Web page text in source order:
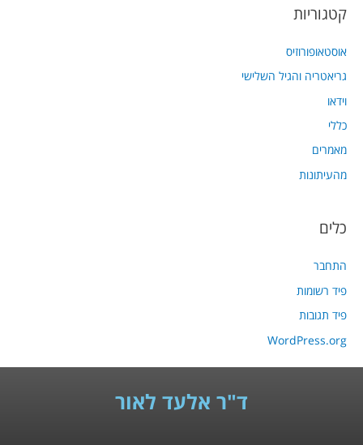
קטגוריות
אוסטאופורוזיס
גריאטריה והגיל השלישי
וידאו
כללי
מאמרים
מהעיתונות
כלים
התחבר
פיד רשומות
פיד תגובות
WordPress.org
ד"ר אלעד לאור